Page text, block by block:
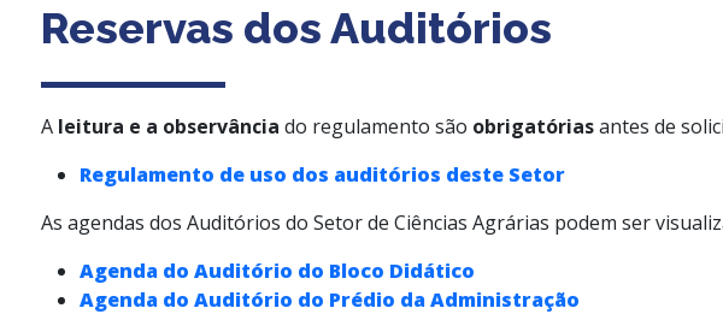
Reservas dos Auditórios
A leitura e a observância do regulamento são obrigatóriasantes de
Regulamento de uso dos auditórios deste Setor
As agendas dos Auditórios do Setor de Ciências Agrárias podem ser
Agenda do Auditório do Bloco Didático
Agenda do Auditório do Prédio da Administração